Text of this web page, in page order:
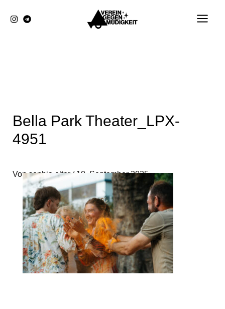
Inhalt
springen
Bella Park Theater_LPX-
4951
Vonsophia elter / 10. September 2025